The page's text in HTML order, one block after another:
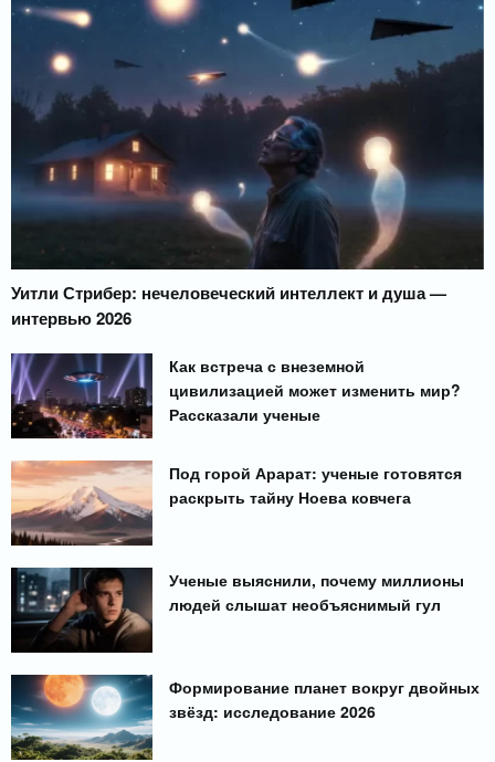
Уитли Стрибер: нечеловеческий интеллект и душа —
интервью 2026
Как встреча с внеземной
цивилизацией может изменить мир?
Рассказали ученые
Под горой Арарат: ученые готовятся
раскрыть тайну Ноева ковчега
Ученые выяснили, почему миллионы
людей слышат необъяснимый гул
Формирование планет вокруг двойных
звёзд: исследование 2026